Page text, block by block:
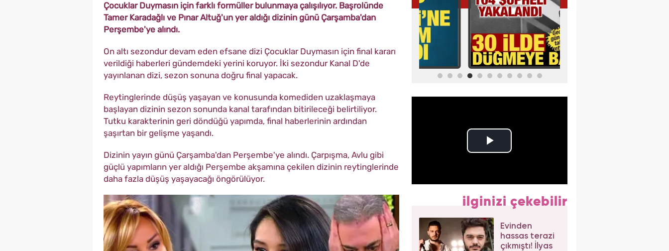
Çocuklar Duymasın için farklı formüller bulunmaya çalışılıyor. Başrolünde
Tamer Karadağlı ve Pınar Altuğ'un yer aldığı dizinin günü Çarşamba'dan
Perşembe'ye alındı.
On altı sezondur devam eden efsane dizi Çocuklar Duymasın için final kararı
verildiği haberleri gündemdeki yerini koruyor. İki sezondur Kanal D'de
yayınlanan dizi, sezon sonuna doğru final yapacak.
Reytinglerinde düşüş yaşayan ve konusunda komediden uzaklaşmaya
başlayan dizinin sezon sonunda kanal tarafından bitirileceği belirtiliyor.
Tutku karakterinin geri döndüğü yapımda, final haberlerinin ardından
şaşırtan bir gelişme yaşandı.
Dizinin yayın günü Çarşamba'dan Perşembe'ye alındı. Çarpışma, Avlu gibi
güçlü yapımların yer aldığı Perşembe akşamına çekilen dizinin reytinglerinde
daha fazla düşüş yaşayacağı öngörülüyor.
ilginizi çekebilir
Evinden
hassas terazi
çıkmıştı! İlyas